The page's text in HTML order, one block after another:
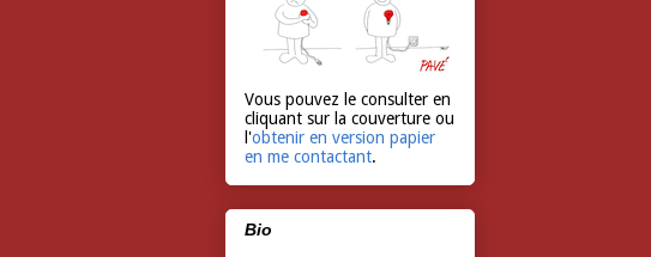
Vous pouvez le consulter en
cliquant sur la couverture ou
l'obtenir en version papier
en me contactant.
Bio